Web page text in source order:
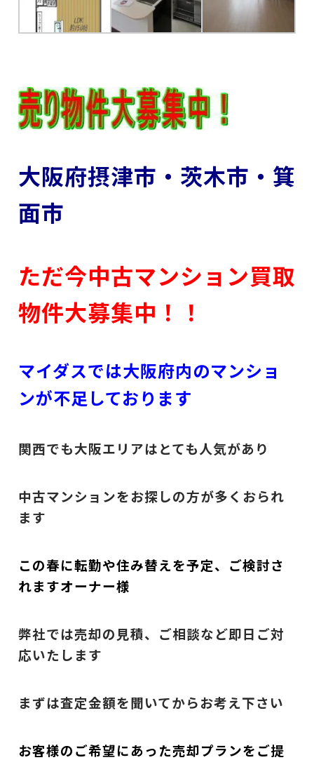
大阪府摂津市・茨木市・箕
面市
ただ今中古マンション買取
物件大募集中！！
マイダスでは大阪府内のマンショ
ンが不足しております
関西でも大阪エリアはとても人気があり
中古マンションをお探しの方が多くおられ
ます
この春に転勤や住み替えを予定、ご検討さ
れますオーナー様
弊社では売却の見積、ご相談など即日ご対
応いたします
まずは査定金額を聞いてからお考え下さい
お客様のご希望にあった売却プランをご提